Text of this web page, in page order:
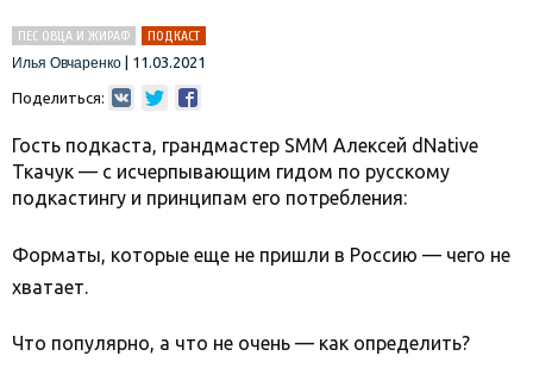
ПЕС ОВЦА И ЖИРАФ
ПОДКАСТ
Илья Овчаренко
11.03.2021
Поделиться:
Гость подкаста, грандмастер SMM Алексей dNative
Ткачук — с исчерпывающим гидом по русскому
подкастингу и принципам его потребления:
Форматы, которые еще не пришли в Россию — чего не
хватает.
Что популярно, а что не очень — как определить?